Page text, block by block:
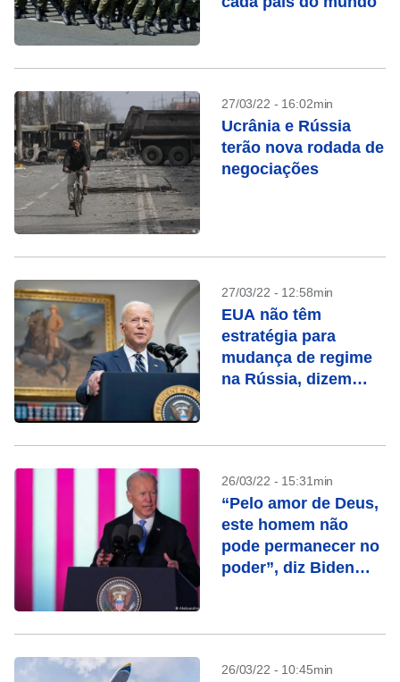
27/03/22 - 16:02min
Ucrânia e Rússia
terão nova rodada de
negociações
27/03/22 - 12:58min
EUA não têm
estratégia para
mudança de regime
na Rússia, dizem
26/03/22 - 15:31min
“Pelo amor de Deus,
este homem não
pode permanecer no
poder”, diz Biden
26/03/22 - 10:45min